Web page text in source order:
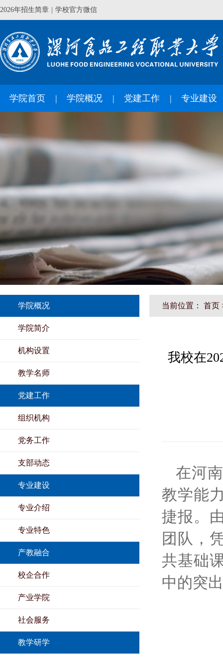
2026年招生简章 学校官方微信
学院首页 学院概况 党建工作 专业建设
学院概况
学院简介
机构设置
教学名师
党建工作
组织机构
党务工作
支部动态
专业建设
专业介绍
专业特色
产教融合
校企合作
产业学院
社会服务
教学研学
当前位置： 首页
我校在
在河
教学能
捷报。
团队，
共基础
中的突